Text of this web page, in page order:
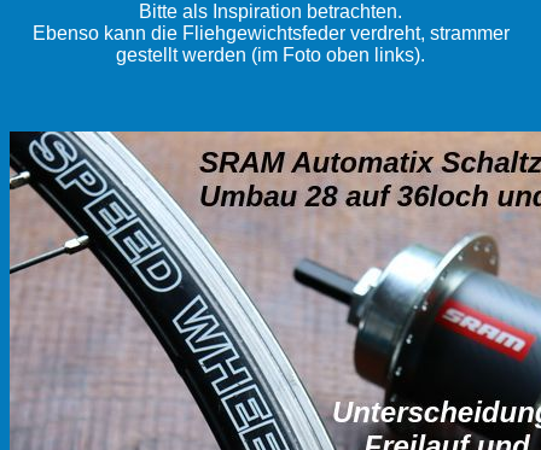
Bitte als Inspiration betrachten.
Ebenso kann die Fliehgewichtsfeder verdreht, strammer
gestellt werden (im Foto oben links).